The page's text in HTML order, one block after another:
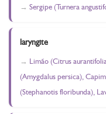
Sergipe (Turnera
laryngite
Limão (Citrus
(Amygdalus persica),
(Stephanotis floribunda),